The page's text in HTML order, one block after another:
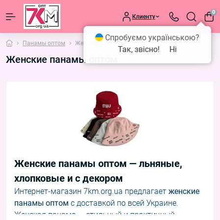
Клиенту
0
Панамы оптом Женские панамы
Женские панамы оптом
Женские панамы оптом — льняные,
хлопковые и с декором
Интернет-магазин 7km.org.ua предлагает женские
панамы оптом с доставкой по всей Украине.
Женская панама — стильный и практичный
Спробуємо українською?
Так, звісно!
Ні